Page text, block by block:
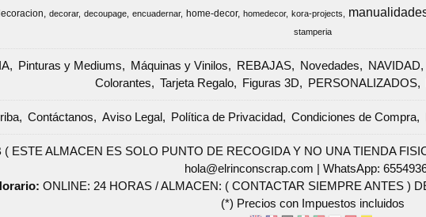
decorar decoupage encuadernar home-decor homedecor kora-projects
stamperia
Pinturas y Mediums Máquinas y Vinilos REBAJAS Novedades NAVIDAD
Colorantes
Tarjeta Regalo Figuras 3D PERSONALIZADOS
Contáctanos Aviso Legal Política de Privacidad Condiciones de Compra
( ESTE ALMACEN ES SOLO PUNTO DE RECOGIDA Y NO UNA TIENDA
hola@elrinconscrap.com |WhatsApp:
ONLINE: 24 HORAS / ALMACEN: ( CONTACTAR SIEMPRE ANTES )
(*) Precios con Impuestos incluidos